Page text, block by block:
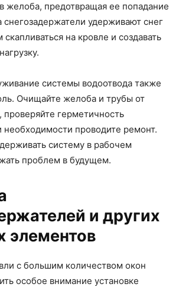
желоба, предотвращая ее попадание
снегозадержатели удерживают снег
на кровле и создавать
системы водоотвода также
Очищайте желоба и трубы от
проверяйте герметичность
проводите ремонт.
систему в рабочем
проблем в будущем.
и других
элементов
с большим количеством окон
особое внимание установке